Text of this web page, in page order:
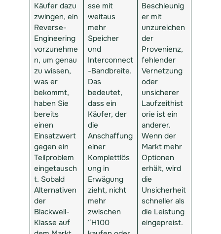
Käufer dazu
zwingen, ein
Reverse-
Engineering
vorzunehme
n, um genau
zu wissen,
was er
bekommt,
haben Sie
bereits
einen
Einsatzwert
gegen ein
Teilproblem
eingetausch
t. Sobald
Alternativen
der
Blackwell-
Klasse auf
sse mit
weitaus
mehr
Speicher
und
Interconnect
-Bandbreite.
Das
bedeutet,
dass ein
Käufer, der
die
Anschaffung
einer
Komplettlös
ung in
Erwägung
zieht, nicht
mehr
zwischen
“H100
Beschleunig
er mit
unzureichen
der
Provenienz,
fehlender
Vernetzung
oder
unsicherer
Laufzeithist
orie ist ein
anderer.
Wenn der
Markt mehr
Optionen
erhält, wird
die
Unsicherheit
schneller als
die Leistung
eingepreist.